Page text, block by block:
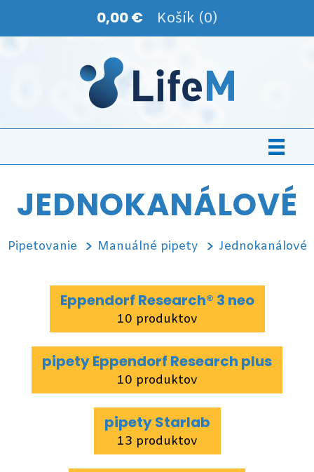
0,00 € Košík (0)
JEDNOKANÁLOVÉ
Pipetovanie Manuálné pipety Jednokanálové
Eppendorf Research® 3 neo
10 produktov
pipety Eppendorf Research plus
10 produktov
pipety Starlab
13 produktov